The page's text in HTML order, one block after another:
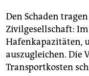
Den Schaden
Zivilgesellschaft:
Hafenkapazitäten,
auszugleichen. Die
Transportkosten